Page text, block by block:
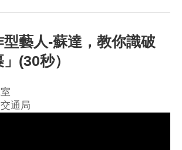
藝人-蘇達，教你識破
(30秒）
通局